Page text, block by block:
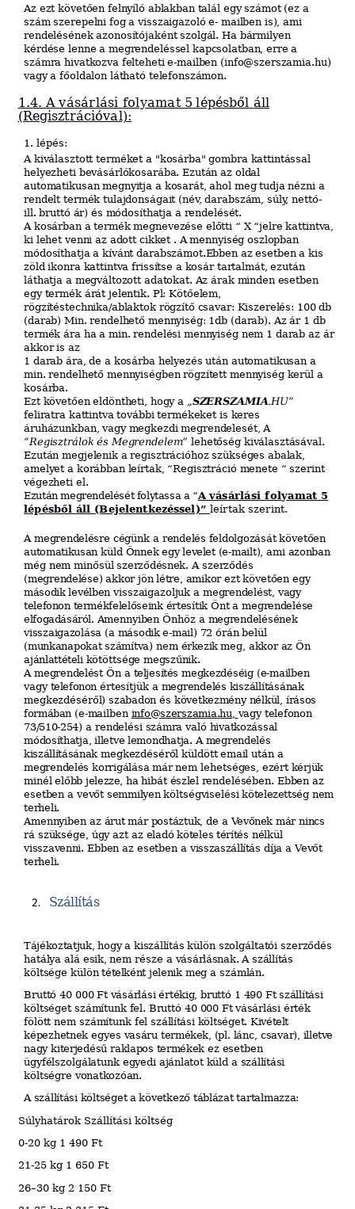
Az ezt követően felnyíló ablakban talál egy számot (ez a
szám szerepelni fog a visszaigazoló e- mailben is), ami
rendelésének azonosítójaként szolgál. Ha bármilyen
kérdése lenne a megrendeléssel kapcsolatban, erre a
számra hivatkozva felteheti e-mailben (info@szerszamia.hu)
vagy a főoldalon látható telefonszámon.
1.4. A vásárlási folyamat5 lépésből áll
(Regisztrációval):
1. lépés:
A kiválasztott terméket a "kosárba" gombra kattintással
helyezheti bevásárlókosarába. Ezután az oldal
automatikusan megnyitja a kosarát, ahol meg tudja nézni a
rendelt termék tulajdonságait (név, darabszám, súly, nettó-
ill. bruttó ár) és módosíthatja a rendelését.
A kosárban a termék megnevezése előtti “ X “jelre kattintva,
ki lehet venni az adott cikket . A mennyiség oszlopban
módosíthatja a kívánt darabszámot.Ebben az esetben a kis
zöld ikonra kattintva frissítse a kosár tartalmát, ezután
láthatja a megváltozott adatokat. Az árak minden esetben
egy termék árát jelentik. Pl: Kötőelem,
rögzítéstechnika/ablaktok rögzítő csavar: Kiszerelés: 100 db
(darab) Min. rendelhető mennyiség: 1db (darab). Az ár 1 db
termék ára ha a min. rendelési mennyiség nem 1 darab az ár
akkor is az
1 darab ára, de a kosárba helyezés után automatikusan a
min. rendelhető mennyiségben rögzített mennyiség kerül a
kosárba.
Ezt követően eldöntheti, hogy a „SZERSZAMIA.HU”
feliratra kattintva további termékeket is keres
áruházunkban, vagy megkezdi megrendelesét, A
“Regisztrálok és Megrendelem” lehetőség kiválasztásával.
Ezután megjelenik a regisztrációhoz szükséges abalak,
amelyet a korábban leírtak, “Regisztráció menete “ szerint
végezheti el.
Ezután megrendelését folytassa a “A vásárlási folyamat 5
lépésből áll (Bejelentkezéssel)” leírtak szerint.
Amegrendelésre cégünka rendelés feldolgozását követően
automatikusan küld Önnek egy levelet (e-mailt), ami azonban
még nem minősül szerződésnek. A szerződés
(megrendelése) akkor jön létre, amikor ezt követően egy
második levélben visszaigazoljuk amegrendelést, vagy
telefonon termékfelelőseink értesítik Öntamegrendelése
elfogadásáról. Amennyiben Önhöza megrendelésének
visszaigazolása (a második e-mail) 72 órán belül
(munkanapokat számítva) nem érkezikmeg, akkor az Ön
ajánlattételi kötöttségemegszűnik.
Amegrendelést Öna teljesítés megkezdéséig (e-mailben
vagy telefonon értesítjüka megrendelés kiszállításának
megkezdéséről) szabadon és következmény nélkül, írásos
formában (e-mailben info@szerszamia.hu, vagy telefonon
73/510-254) a rendelési számra való hivatkozással
módosíthatja, illetve lemondhatja. A megrendelés
kiszállításának megkezdéséről küldött email utána
megrendelés korrigálása márnemlehetséges, ezért kérjük
minél előbb jelezze, ha hibát észlel rendelésében. Ebben az
esetben avevőt semmilyen költségviselési kötelezettség nem
terheli.
Amennyiben az árut már postáztuk, de aVevőnek már nincs
rá szüksége, úgy azt az eladó kötelestérítés nélkül
visszavenni. Ebben az esetbena visszaszállítás díja aVevőt
terheli.
Szállítás
Tájékoztatjuk, hogyakiszállítás külön szolgáltatói szerződés
hatálya alá esik, nemrésze a vásárlásnak. Aszállítás
költsége külön tételként jelenik megaszámlán.
Bruttó 40 000 Ft vásárlási értékig, bruttó1 490 Ft szállítási
költséget számítunk fel. Bruttó 40 000 Ft vásárlási érték
fölött nem számítunk fel szállítási költséget. Kivételt
képezhetnek egyes vasáru termékek, (pl. lánc, csavar), illetve
nagy kiterjedésű raklapos termékek ez esetben
ügyfélszolgálatunk egyedi ajánlatot küld a szállítási
költségre vonatkozóan.
A szállítási költséget a következő táblázat tartalmazza:
Súlyhatárok Szállítási költség
0-20 kg 1 490 Ft
21-25 kg 1 650 Ft
26–30 kg 2 150 Ft